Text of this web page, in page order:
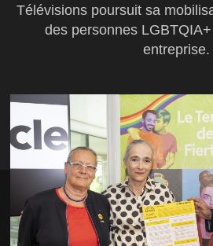
Télévisions poursuit sa
des personnes
entreprise.